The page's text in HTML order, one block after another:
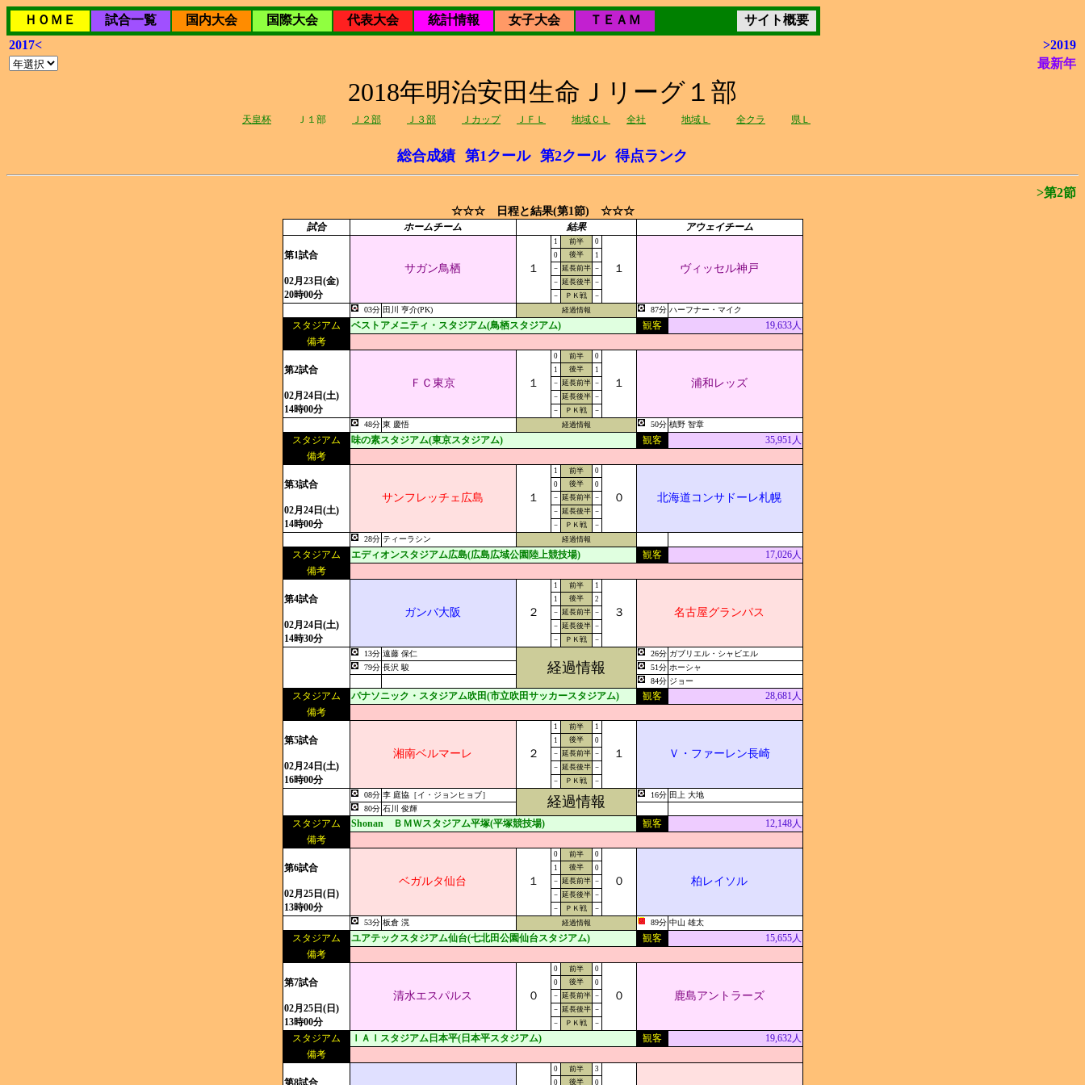
ＨＯＭＥ 試合一覧 国内大会 国際大会 代表大会 統計情報 女子大会 ＴＥＡＭ
サイト概要
2017<
>2019
最新年
2018年明治安田生命Ｊリーグ１部
天皇杯 Ｊ１部 Ｊ２部 Ｊ３部 Ｊカップ ＪＦＬ 地域ＣＬ 全社 地域Ｌ 全クラ 県Ｌ
総合成績 第1クール 第2クール 得点ランク
>第2節
☆☆☆ 日程と結果(第1節) ☆☆☆
試合 ホームチーム 結果 アウェイチーム
第1試合
02月23日(金)
20時00分
サガン鳥栖 １
1 前半 0
１ ヴィッセル神戸
0 後半
1
－ 延長前半 －
－ 延長後半 －
－
ＰＫ戦 －
03分 田川 亨介(PK) 経過情報 87分 ハーフナー・マイク
スタジアム ベストアメニティ・スタジアム(鳥栖スタジアム) 観客
19,633人
備考
第2試合
02月24日(土)
14時00分
ＦＣ東京 １
0 前半 0
１ 浦和レッズ
1 後半
1
－ 延長前半 －
－ 延長後半 －
－
ＰＫ戦 －
48分 東 慶悟 経過情報 50分 槙野 智章
スタジアム 味の素スタジアム(東京スタジアム) 観客
35,951人
備考
第3試合
02月24日(土)
14時00分
サンフレッチェ広島 １
1 前半 0
０ 北海道コンサドーレ札幌
0 後半
0
－ 延長前半 －
－ 延長後半 －
－
ＰＫ戦 －
28分 ティーラシン 経過情報
スタジアム エディオンスタジアム広島(広島広域公園陸上競技場) 観客
17,026人
備考
第4試合
02月24日(土)
14時30分
ガンバ大阪 ２
1 前半 1
３ 名古屋グランパス
1 後半
2
－ 延長前半 －
－ 延長後半 －
－
ＰＫ戦 －
13分 遠藤 保仁
経過情報
26分 ガブリエル・シャビエル
79分 長沢 駿 51分 ホーシャ
84分 ジョー
スタジアム パナソニック・スタジアム吹田(市立吹田サッカースタジアム) 観客
28,681人
備考
第5試合
02月24日(土)
16時00分
湘南ベルマーレ ２
1 前半 1
１ Ｖ・ファーレン長崎
1 後半
0
－ 延長前半 －
－ 延長後半 －
－
ＰＫ戦 －
08分 李 庭協［イ・ジョンヒョブ］ 経過情報 16分 田上 大地
80分 石川 俊輝
スタジアム Shonan ＢＭＷスタジアム平塚(平塚競技場) 観客
12,148人
備考
第6試合
02月25日(日)
13時00分
ベガルタ仙台 １
0 前半 0
０ 柏レイソル
1 後半
0
－ 延長前半 －
－ 延長後半 －
－
ＰＫ戦 －
53分 板倉 滉 経過情報 89分 中山 雄太
スタジアム ユアテックスタジアム仙台(七北田公園仙台スタジアム) 観客
15,655人
備考
第7試合
02月25日(日)
13時00分
清水エスパルス ０
0 前半 0
０ 鹿島アントラーズ
0 後半
0
－ 延長前半 －
－ 延長後半 －
－
ＰＫ戦 －
スタジアム ＩＡＩスタジアム日本平(日本平スタジアム) 観客
19,632人
備考
第8試合
0 前半
3
0
後半 0